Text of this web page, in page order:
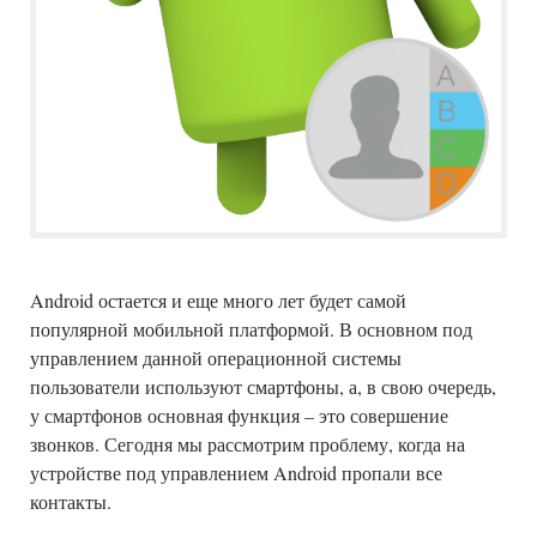
Android остается и еще много лет будет самой
популярной мобильной платформой. В основном под
управлением данной операционной системы
пользователи используют смартфоны, а, в свою очередь,
у смартфонов основная функция – это совершение
звонков. Сегодня мы рассмотрим проблему, когда на
устройстве под управлением Android пропали все
контакты.